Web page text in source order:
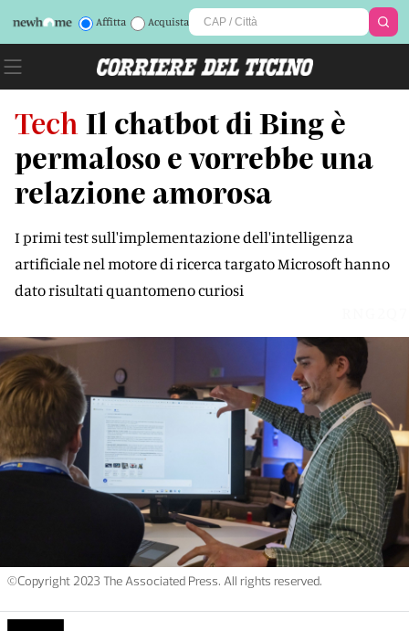
Affitta Acquista
Tech Il chatbot di Bing è
permaloso e vorrebbe una
relazione amorosa
I primi test sull'implementazione dell'intelligenza
artificiale nel motore di ricerca targato Microsoft hanno
dato risultati quantomeno curiosi
©Copyright 2023 The Associated Press. All rights reserved.